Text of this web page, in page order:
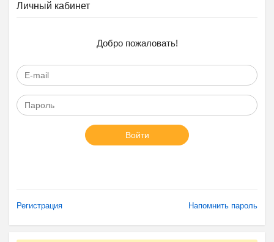
Личный кабинет
Добро пожаловать!
Войти
Регистрация Напомнить пароль